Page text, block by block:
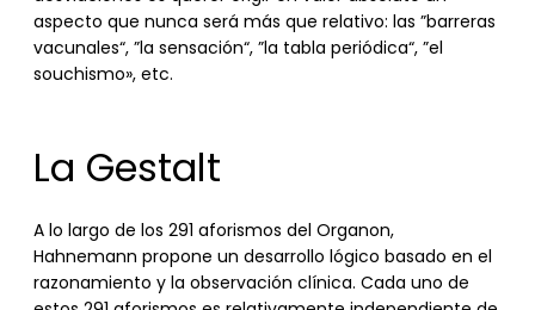
aspecto que nunca será más que relativo: las ”barreras
vacunales“, ”la sensación“, ”la tabla periódica“, ”el
souchismo», etc.
La Gestalt
A lo largo de los 291 aforismos del Organon,
Hahnemann propone un desarrollo lógico basado en el
razonamiento y la observación clínica. Cada uno de